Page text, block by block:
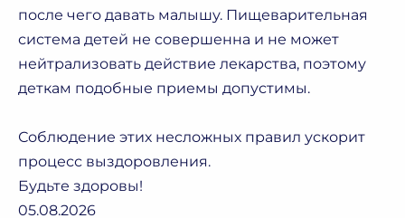
после чего давать малышу. Пищеварительная
система детей не совершенна и не может
нейтрализовать действие лекарства, поэтому
деткам подобные приемы допустимы.
Соблюдение этих несложных правил ускорит
процесс выздоровления.
Будьте здоровы!
05.08.2026